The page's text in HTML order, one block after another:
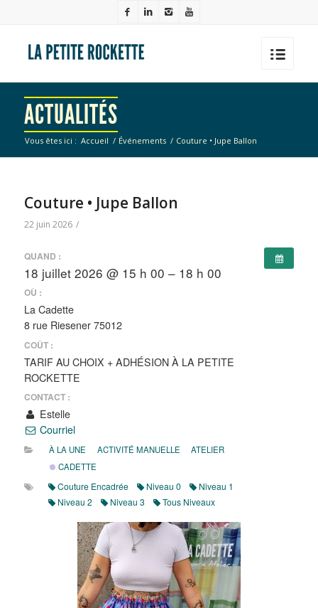
ACTUALITÉS
Vous êtes ici : Accueil / Événements / Couture • Jupe Ballon
Couture • Jupe Ballon
22 juin 2026 /
QUAND :
18 juillet 2026 @ 15 h 00 – 18 h 00
OÙ :
La Cadette
8 rue Riesener 75012
COÛT :
TARIF AU CHOIX + ADHÉSION À LA PETITE
ROCKETTE
CONTACT :
Estelle
Courriel
À LA UNE ACTIVITÉ MANUELLE
ATELIER
CADETTE
Couture Encadrée Niveau 0
Niveau 1
Niveau 2
Niveau 3 Tous Niveaux